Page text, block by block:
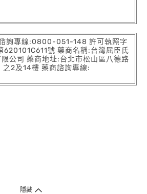
詢專線:0800-051-148 許可執照字
620101C611號 藥商名稱:台灣屈臣氏
公司 藥商地址:台北市松山區八德路
之2及14樓 藥商諮詢專線:
隱藏